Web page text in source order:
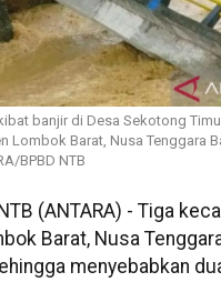
banjir di Desa Sekotong
Lombok Barat, Nusa Tenggara
BPBD NTB
(ANTARA) - Tiga
Barat, Nusa
menyebabkan